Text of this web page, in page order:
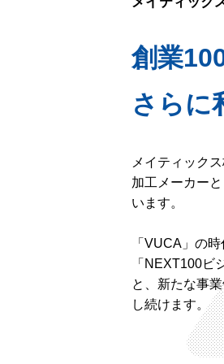
創業
さらに
メイティック
加工メーカー
います。
「VUCA」の
「NEXT100ビ
と、新たな事
し続けます。